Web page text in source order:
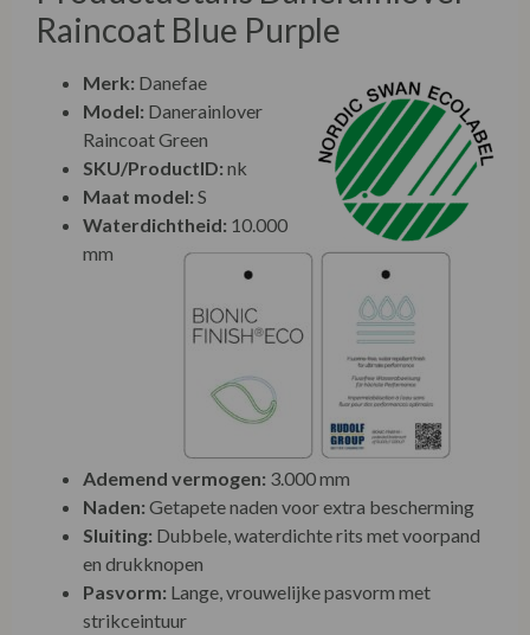
Raincoat Blue Purple
Merk: Danefae
Model: Danerainlover
Raincoat Green
SKU/ProductID: nk
Maat model: S
Waterdichtheid: 10.000
mm
Ademend vermogen: 3.000 mm
Naden: Getapete naden voor extra bescherming
Sluiting: Dubbele, waterdichte rits met voorpand
en drukknopen
Pasvorm: Lange, vrouwelijke pasvorm met
strikceintuur